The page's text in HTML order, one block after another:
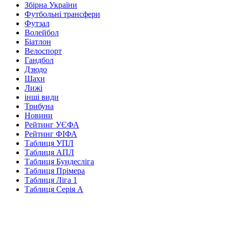
Збірна України
Футбольні трансфери
Футзал
Волейбол
Біатлон
Велоспорт
Гандбол
Дзюдо
Шахи
Лижі
інші види
Трибуна
Новини
Рейтинг УЄФА
Рейтинг ФІФА
Таблиця УПЛ
Таблиця АПЛ
Таблиця Бундесліга
Таблиця Прімера
Таблиця Ліга 1
Таблиця Серія А